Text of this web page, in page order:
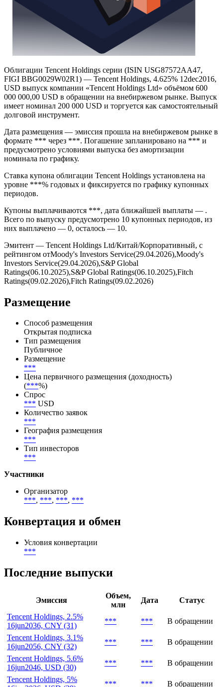
Облигации Tencent Holdings серии (ISIN USG87572AA47,
FIGI BBG0029W02R1) — Tencent Holdings, 4.625% 12dec2016,
USD выпуск компании «Tencent Holdings Ltd» объёмом 600
000 000,00 USD в обращении на внебиржевом рынке. Выпуск
имеет номинал 200 000 USD и торгуется как самостоятельный
долговой инструмент.
Дата размещения — эмиссия прошла на внебиржевом рынке в
формате *** через ***. Погашение запланировано на *** и
предусмотрено условиями выпуска без амортизации
номинала по графику.
Ставка купона облигации Tencent Holdings установлена на
уровне ***% годовых и фиксируется по графику купонных
периодов.
Купоны выплачиваются ***, дата ближайшей выплаты — .
Всего по выпуску предусмотрено 10 купонных периодов, из
них выплачено — 0, осталось — 10.
Эмитент — Tencent Holdings Ltd/Китай/Корпоративный, с
рейтингом отMoody's Investors Service(29.04.2026),Moody's
Investors Service(29.04.2026),S&P Global
Ratings(06.10.2025),S&P Global Ratings(06.10.2025),Fitch
Размещение
Способ размещения
Открытая подписка
Тип размещения
Публичное
Размещение
***
Цена первичного размещения (доходность)
(***
Спрос
***
Количество заявок
***
***
***
Организатор
Конвертация и обмен
Условия конвертации
Последние выпуски
Эмиссия
млн
Tencent Holdings, 2.5%
16jun2036, CNY (31)
Tencent Holdings, 3.1%
16jun2056, CNY (32)